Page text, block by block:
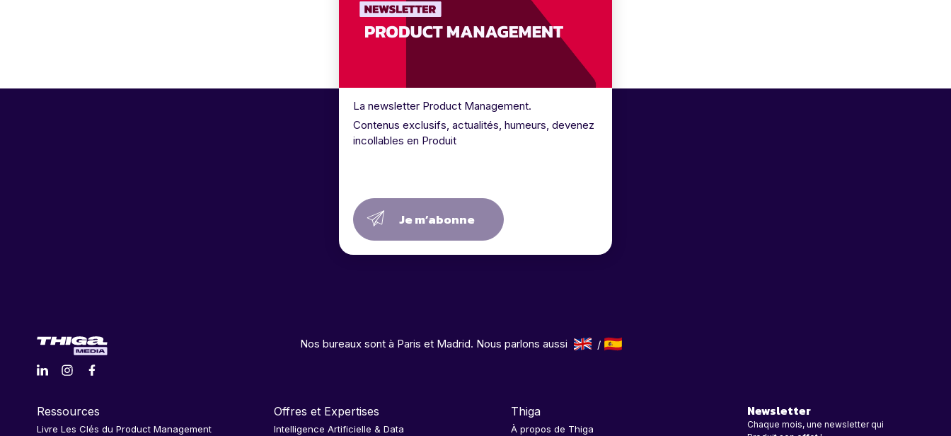
La newsletter Product Management.
Contenus exclusifs, actualités, humeurs, devenez
incollables en Produit
Je m’abonne
Nos bureaux sont à Paris et Madrid. Nous parlons aussi
Ressources
Livre Les Clés du Product Management
Offres et Expertises
Intelligence Artificielle & Data
Thiga
À propos de Thiga
Newsletter
Chaque mois, une newsletter qui